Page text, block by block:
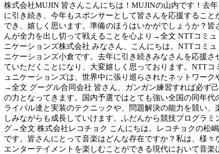
株式会社MUJIN 皆さんこんにちは！MUJINの山内です！去年
に引き続き、今年もスポンサーとして皆さんを応援すること
でき、嬉しく思います。準備のほうはいかがでしょうか？皆
んが全力を出し切って戦えることを心より→全文 NTTコミュ
ニケーションズ株式会社 みなさん、こんにちは。NTTコミュ
ニケーションズ小倉です。去年に引き続きみなさんを応援さ
ていただくことになり、大変嬉しく思っております。NTTコ
ュニケーションズは、世界中に張り巡らされたネットワーク
→全文 グーグル合同会社 皆さん、ガンガン練習すれば必ず己
の力となってきます。国内予選ではとても強い全国の同年代
ライバル達と実装のテクニックや、問題解決の能力を競い、
しみながらも成長していけます。ふだんから競技プログラミ
グ→全文 株式会社レコチョク こんにちは。レコチョクの松嶋
です。皆さんにとって音楽はどんな存在ですか？私は、様々
エンターテイメントを楽しむことができる現代において音楽